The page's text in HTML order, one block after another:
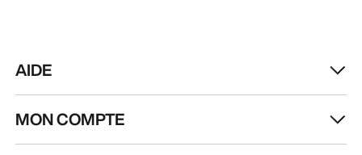
AIDE
MON COMPTE